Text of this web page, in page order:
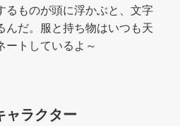
るものが頭に浮かぶと、文字
んだ。服と持ち物はいつも天
ートしているよ～
ャラクター